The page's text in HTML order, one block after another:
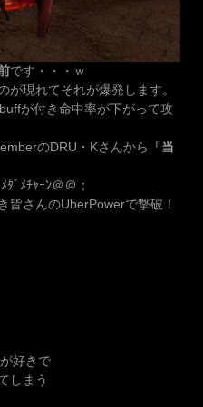
です・・・ｗ
が現れてそれが爆発します。
が付き命中率が下がって攻
のDRU・Kさんから
「当
ﾞﾒﾁｬｰﾝ＠＠；
皆さんのUberPowerで撃破！
好きで
しまう